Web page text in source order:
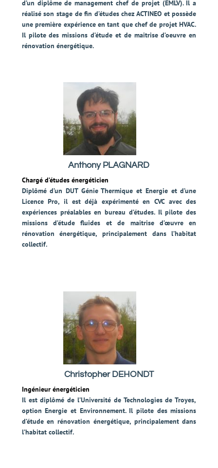
d’un diplôme de management chef de projet (EMLV). Il a
réalisé son stage de fin d’études chez ACTINEO et possède
une première expérience en tant que chef de projet HVAC.
Il pilote des missions d’étude et de maitrise d’oeuvre en
rénovation énergétique.
Anthony PLAGNARD
Chargé d’études énergéticien
Diplômé d’un DUT Génie Thermique et Energie et d’une
Licence Pro, il est déjà expérimenté en CVC avec des
expériences préalables en bureau d’études. Il pilote des
missions d’étude fluides et de maitrise d’œuvre en
rénovation énergétique, principalement dans l’habitat
collectif.
Christopher DEHONDT
Ingénieur énergéticien
Il est diplômé de l’Université de Technologies de Troyes,
option Energie et Environnement. Il pilote des missions
d’étude en rénovation énergétique, principalement dans
l’habitat collectif.